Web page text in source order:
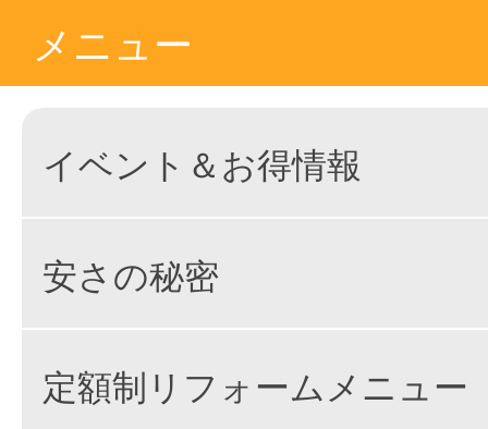
メニュー
イベント＆お得情報
安さの秘密
定額制リフォームメニュー